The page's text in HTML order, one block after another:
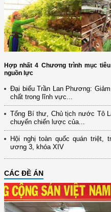
Hợp nhất 4 Chương trình mục
nguồn lực
Đại biểu Trần Lan Phương:
chất trong lĩnh vực...
Tổng Bí thư, Chủ tịch nước Tô
chuyển chiến lược của...
Hội nghị toàn quốc quán triệt,
ương 3, khóa XIV
CÁC ĐỀ ÁN